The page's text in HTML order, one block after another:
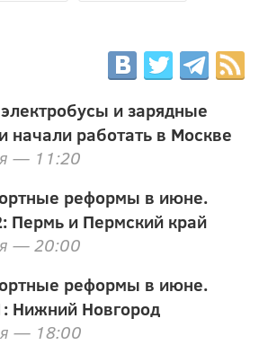
и зарядные
начали работать в Москве
— 11:20
реформы в июне.
Пермь и Пермский край
— 20:00
реформы в июне.
Нижний Новгород
— 18:00